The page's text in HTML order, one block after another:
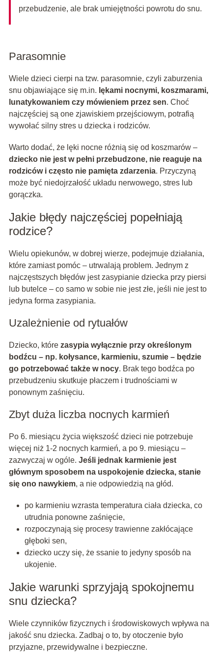
przebudzenie, ale brak umiejętności powrotu do snu.
Parasomnie
Wiele dzieci cierpi na tzw. parasomnie, czyli zaburzenia
snu objawiające się m.in. lękami nocnymi, koszmarami,
lunatykowaniem czy mówieniem przez sen. Choć
najczęściej są one zjawiskiem przejściowym, potrafią
wywołać silny stres u dziecka i rodziców.
Warto dodać, że lęki nocne różnią się od koszmarów –
dziecko nie jest w pełni przebudzone, nie reaguje na
rodziców i często nie pamięta zdarzenia. Przyczyną
może być niedojrzałość układu nerwowego, stres lub
gorączka.
Jakie błędy najczęściej popełniają
rodzice?
Wielu opiekunów, w dobrej wierze, podejmuje działania,
które zamiast pomóc – utrwalają problem. Jednym z
najczęstszych błędów jest zasypianie dziecka przy piersi
lub butelce – co samo w sobie nie jest złe, jeśli nie jest to
jedyna forma zasypiania.
Uzależnienie od rytuałów
Dziecko, które zasypia wyłącznie przy określonym
bodźcu – np. kołysance, karmieniu, szumie – będzie
go potrzebować także w nocy. Brak tego bodźca po
przebudzeniu skutkuje płaczem i trudnościami w
ponownym zaśnięciu.
Zbyt duża liczba nocnych karmień
Po 6. miesiącu życia większość dzieci nie potrzebuje
więcej niż 1-2 nocnych karmień, a po 9. miesiącu –
zazwyczaj w ogóle. Jeśli jednak karmienie jest
głównym sposobem na uspokojenie dziecka, stanie
się ono nawykiem, a nie odpowiedzią na głód.
po karmieniu wzrasta temperatura ciała dziecka, co
utrudnia ponowne zaśnięcie,
rozpoczynają się procesy trawienne zakłócające
głęboki sen,
dziecko uczy się, że ssanie to jedyny sposób na
ukojenie.
Jakie warunki sprzyjają spokojnemu
snu dziecka?
Wiele czynników fizycznych i środowiskowych wpływa na
jakość snu dziecka. Zadbaj o to, by otoczenie było
przyjazne, przewidywalne i bezpieczne.